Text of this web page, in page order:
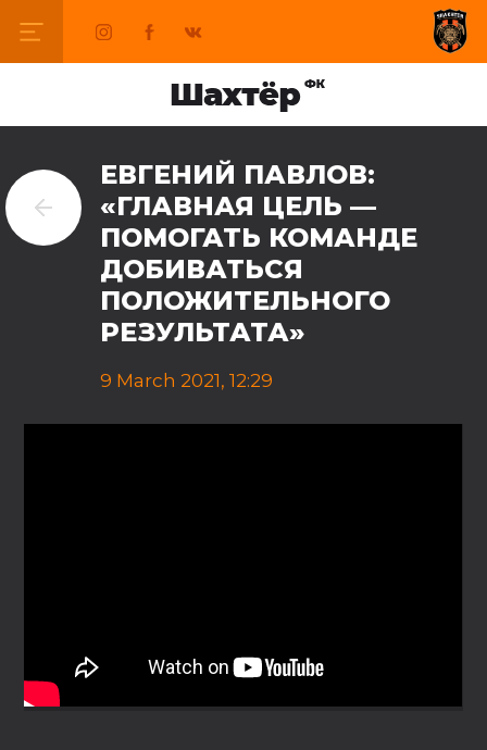
ЕВГЕНИЙ ПАВЛОВ:
«ГЛАВНАЯ ЦЕЛЬ —
ПОМОГАТЬ КОМАНДЕ
ДОБИВАТЬСЯ
ПОЛОЖИТЕЛЬНОГО
РЕЗУЛЬТАТА»
9 March 2021, 12:29